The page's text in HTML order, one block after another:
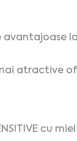
avantajoase
mai atractive
cu